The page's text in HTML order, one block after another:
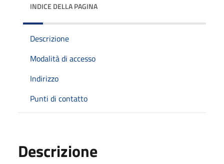
INDICE DELLA PAGINA
Descrizione
Modalità di accesso
Indirizzo
Punti di contatto
Descrizione